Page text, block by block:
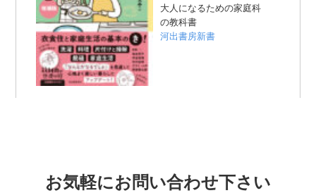
大人になるための家庭科
の教科書
河出書房新書
お気軽にお問い合わせ下さい